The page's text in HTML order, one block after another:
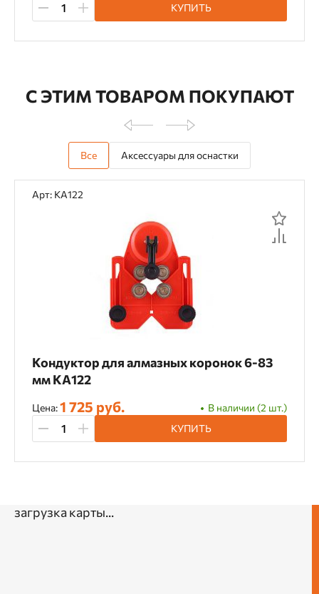
КУПИТЬ
С ЭТИМ ТОВАРОМ ПОКУПАЮТ
Все Аксессуары для оснастки
Арт: KA122
Кондуктор для алмазных коронок 6-83
мм KA122
Цена:1 725 руб.
В наличии (2 шт.)
КУПИТЬ
загрузка карты...